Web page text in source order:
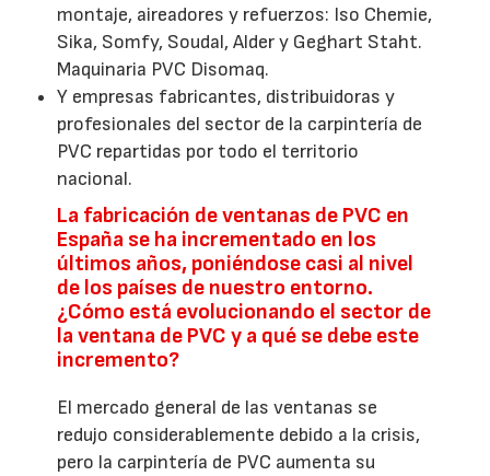
montaje, aireadores y refuerzos: Iso Chemie,
Sika, Somfy, Soudal, Alder y Geghart Staht.
Maquinaria PVC Disomaq.
Y empresas fabricantes, distribuidoras y
profesionales del sector de la carpintería de
PVC repartidas por todo el territorio
nacional.
La fabricación de ventanas de PVC en
España se ha incrementado en los
últimos años, poniéndose casi al nivel
de los países de nuestro entorno.
¿Cómo está evolucionando el sector de
la ventana de PVC y a qué se debe este
incremento?
El mercado general de las ventanas se
redujo considerablemente debido a la crisis,
pero la carpintería de PVC aumenta su